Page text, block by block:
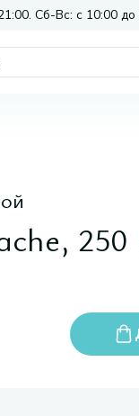
Сб-Вс: с 10:00 до
250